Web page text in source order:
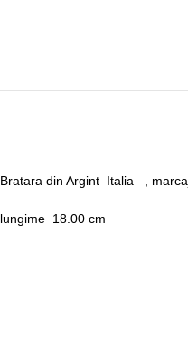
Bratara din Argint Italia ,
lungime 18.00 cm